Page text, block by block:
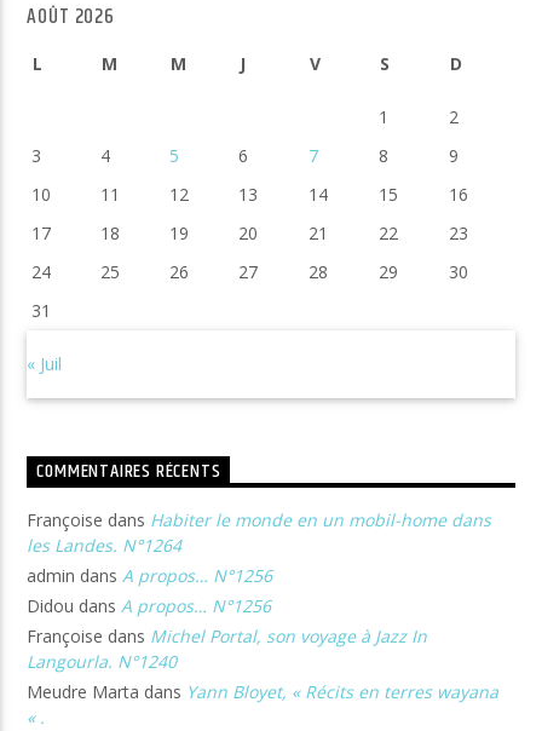
AOÛT 2026
L M M J V S D
1
2
3
4 5 6 7 8
9
10
11 12 13 14 15
16
17
18 19 20 21 22
23
24
25 26 27 28 29
30
31
« Juil
COMMENTAIRES RÉCENTS
Françoise dans Habiter le monde en un mobil-home dans
les Landes. N°1264
admin dansA propos… N°1256
Didou dansA propos… N°1256
Françoise dans Michel Portal, son voyage à Jazz In
Langourla. N°1240
Meudre Marta dans Yann Bloyet, « Récits en terres wayana
« .